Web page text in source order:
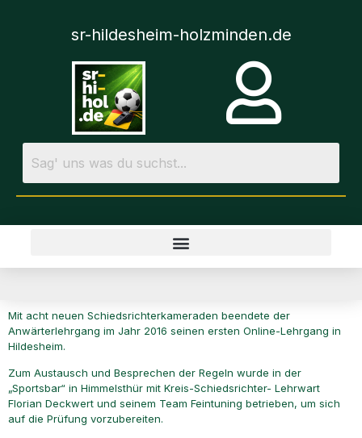
sr-hildesheim-holzminden.de
Mit acht neuen Schiedsrichterkameraden beendete der
Anwärterlehrgang im Jahr 2016 seinen ersten Online-Lehrgang in
Hildesheim.
Zum Austausch und Besprechen der Regeln wurde in der
„Sportsbar“ in Himmelsthür mit Kreis-Schiedsrichter- Lehrwart
Florian Deckwert und seinem Team Feintuning betrieben, um sich
auf die Prüfung vorzubereiten.